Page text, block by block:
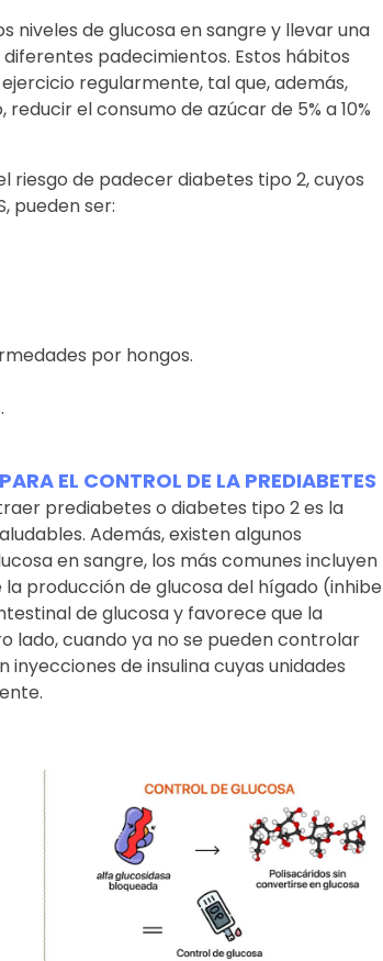
niveles de glucosa en sangre y llevar una
padecimientos. Estos hábitos
regularmente, tal que, además,
el consumo de azúcar de 5% a 10%
riesgo de padecer diabetes tipo 2, cuyos
pueden ser:
por hongos.
EL CONTROL DE LA PREDIABETES
prediabetes o diabetes tipo 2 es la
Además, existen algunos
en sangre, los más comunes incluyen
producción de glucosa del hígado (inhibe
de glucosa y favorece que la
lado, cuando ya no se pueden controlar
de insulina cuyas unidades